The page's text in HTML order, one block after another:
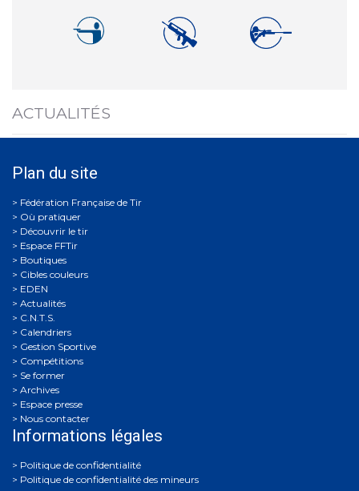
ACTUALITÉS
Plan du site
Où pratiquer
Découvrir le tir
Espace FFTir
Boutiques
Cibles couleurs
EDEN
Actualités
C.N.T.S.
Calendriers
Gestion Sportive
Compétitions
Se former
Archives
Espace presse
Nous contacter
Informations légales
Politique de confidentialité
Politique de confidentialité des mineurs